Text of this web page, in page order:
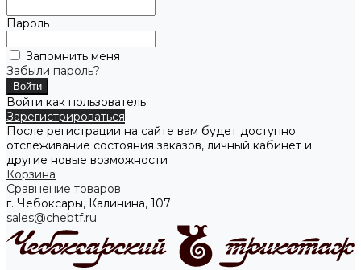
Пароль
Запомнить меня
Забыли пароль?
Войти как пользователь
Зарегистрироваться
После регистрации на сайте вам будет доступно
отслеживание состояния заказов, личный кабинет и
другие новые возможности
Корзина
Сравнение товаров
г. Чебоксары, Калинина, 107
sales@chebtf.ru